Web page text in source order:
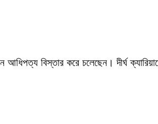
বিস্তার করে চলেছেন। দীর্ঘ